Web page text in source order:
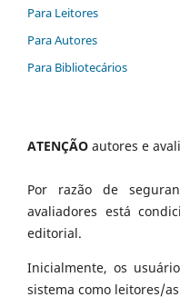
Para Leitores
Para Autores
Para Bibliotecários
ATENÇÃO autores e
Por razão de
avaliadores está
editorial.
Inicialmente, os
sistema como leitores/